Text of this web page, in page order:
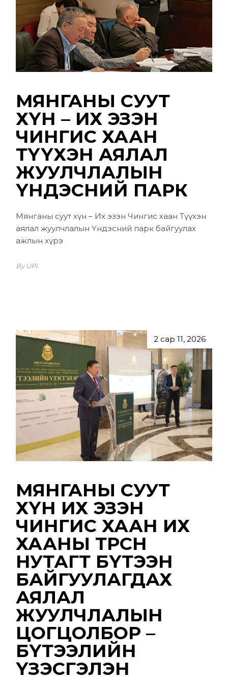
МЯНГАНЫ СУУТ
ХҮН – ИХ ЭЗЭН
ЧИНГИС ХААН
ТҮҮХЭН АЯЛАЛ
ЖУУЛЧЛАЛЫН
ҮНДЭСНИЙ ПАРК
Мянганы суут хүн – Их эзэн Чингис хаан Түүхэн
аялал жуулчлалын Үндэсний парк байгуулах
ажлын хүрэ
By UPI
2 сар 11, 2026
МЯНГАНЫ СУУТ
ХҮН ИХ ЭЗЭН
ЧИНГИС ХААН ИХ
ХААНЫ ТӨРСӨН
НУТАГТ БҮТЭЭН
БАЙГУУЛАГДАХ
АЯЛАЛ
ЖУУЛЧЛАЛЫН
ЦОГЦОЛБОР –
БҮТЭЭЛИЙН
ҮЗЭСГЭЛЭН